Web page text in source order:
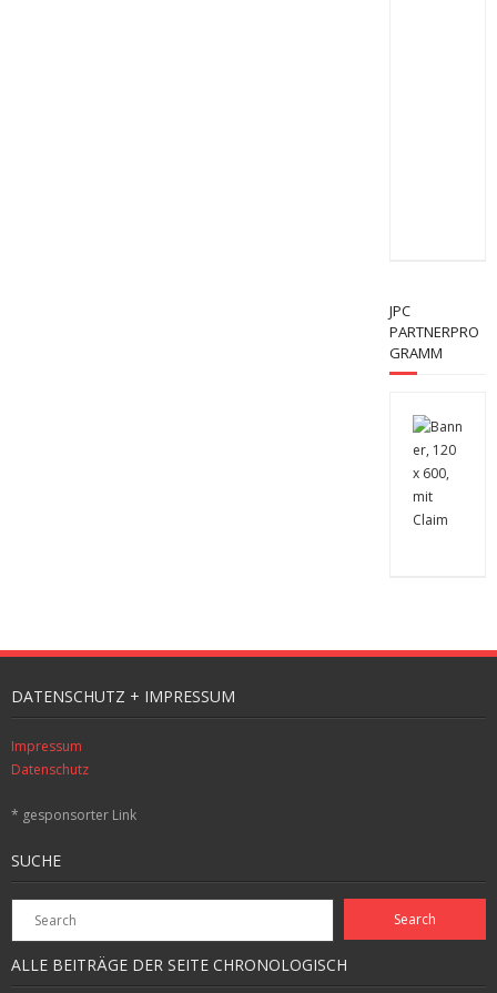
JPC
PARTNERPRO
GRAMM
DATENSCHUTZ + IMPRESSUM
Impressum
Datenschutz
* gesponsorter Link
SUCHE
ALLE BEITRÄGE DER SEITE CHRONOLOGISCH